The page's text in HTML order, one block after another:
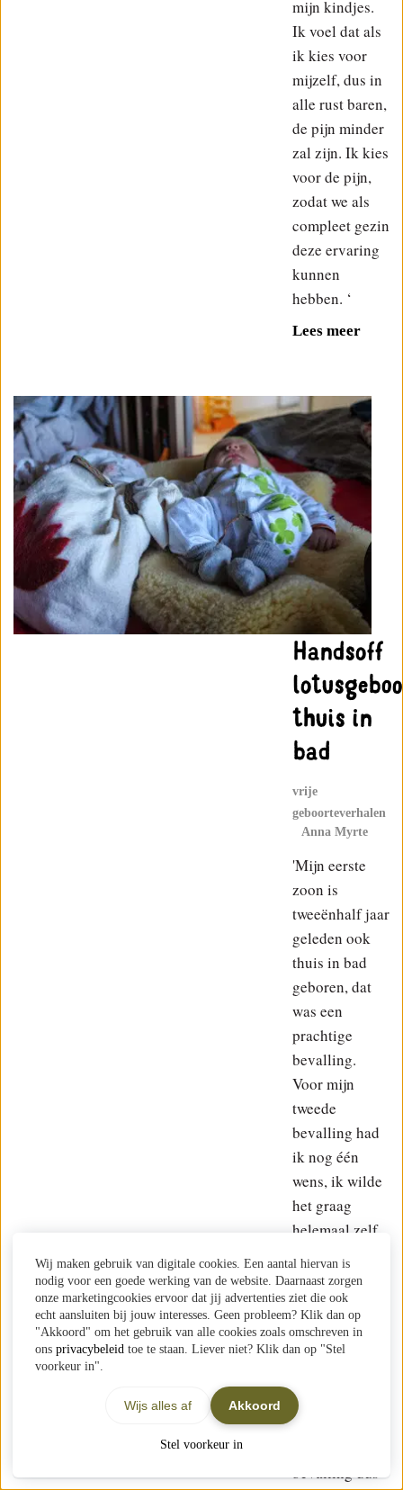
mijn kindjes.
Ik voel dat als
ik kies voor
mijzelf, dus in
alle rust baren,
de pijn minder
zal zijn. Ik kies
voor de pijn,
zodat we als
compleet gezin
deze ervaring
kunnen
hebben. ‘
Lees meer
Handsoff
thuis in
bad
vrije
geboorteverhalen
Anna Myrte
'Mijn eerste
zoon is
tweeënhalf jaar
geleden ook
thuis in bad
geboren, dat
was een
prachtige
bevalling.
Voor mijn
tweede
bevalling had
ik nog één
wens, ik wilde
het graag
helemaal zelf
doen. De
vroedvrouw
was wel bij
mijn bevalling
aanwezig, maar
niets, behalve
er te zijn, een
bevalling dus
Wij maken gebruik van digitale cookies. Een aantal hiervan is
nodig voor een goede werking van de website. Daarnaast zorgen
onze marketingcookies ervoor dat jij advertenties ziet die ook
echt aansluiten bij jouw interesses. Geen probleem? Klik dan op
"Akkoord" om het gebruik van alle cookies zoals omschreven in
ons privacybeleid toe te staan. Liever niet? Klik dan op "Stel
voorkeur in".
Stel voorkeur in
Wijs alles af Akkoord